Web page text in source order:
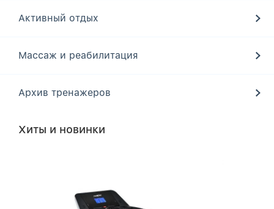
Активный отдых
Массаж и реабилитация
Архив тренажеров
Хиты и новинки